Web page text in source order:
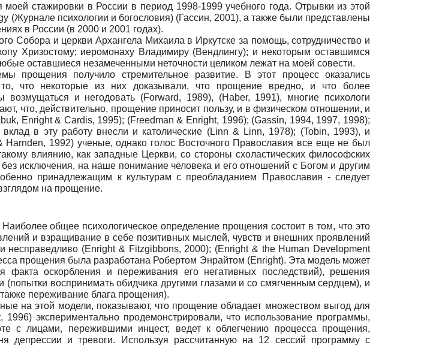
стажировки в России в период 1998-1999 учебного года. Отрывки из этой
(Журнале психологии и богословия) (Гассин, 2001), а также были представлены
в России (в 2000 и 2001 годах).
Собора и церкви Архангела Михаила в Иркутске за помощь, сотрудничество и
Хризостому; иеромонаху Владимиру (Вендлингу); и некоторым оставшимся
оставшиеся незамеченными неточности целиком лежат на моей совести.
прощения получило стремительное развитие. В этот процесс оказались
что некоторые из них доказывали, что прощение вредно, и что более
и негодовать (Forward, 1989), (Haber, 1991), многие психологи
что, действительно, прощение приносит пользу, и в физическом отношении, и
Enright & Cardis, 1995); (Freedman & Enright, 1996); (Gassin, 1994, 1997, 1998);
в эту работу внесли и католические (Linn & Linn, 1978); (Tobin, 1993), и
Harnden, 1992) ученые, однако голос Восточного Православия все еще не был
влиянию, как западные Церкви, со стороны схоластических философских
исключения, на наше понимание человека и его отношений с Богом и другим
принадлежащим к культурам с преобладанием Православия - следует
на прощение.
общее психологическое определение прощения состоит в том, что это
и взращивание в себе позитивных мыслей, чувств и внешних проявлений
несправедливо (Enright & Fitzgibbons, 2000); (Enright & the Human Development
прощения была разработана Робертом Энрайтом (Enright). Эта модель может
оскорбления и переживания его негативных последствий), решения
воспринимать обидчика другими глазами и со смягченным сердцем), и
переживание блага прощения).
на этой модели, показывают, что прощение обладает множеством выгод для
экспериментально продемонстрировали, что использование программы,
с лицами, пережившими инцест, ведет к облегчению процесса прощения,
депрессии и тревоги. Используя рассчитанную на 12 сессий программу с